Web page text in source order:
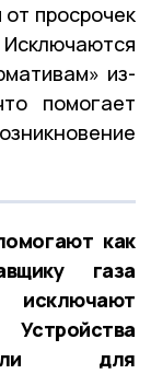
просрочек
из-
помогает
как
газа
для